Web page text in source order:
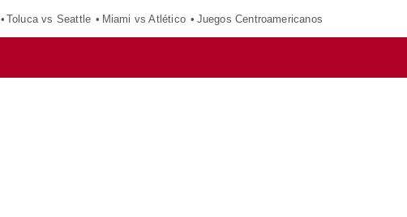
Toluca vs Seattle Miami vs Atlético Juegos Centroamericanos